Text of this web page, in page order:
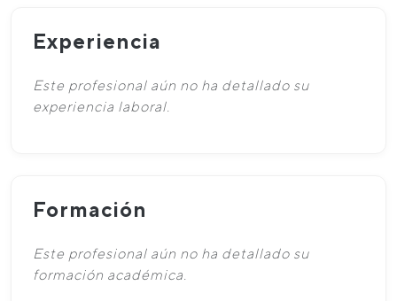
Experiencia
Este profesional aún no ha detallado su
experiencia laboral.
Formación
Este profesional aún no ha detallado su
formación académica.